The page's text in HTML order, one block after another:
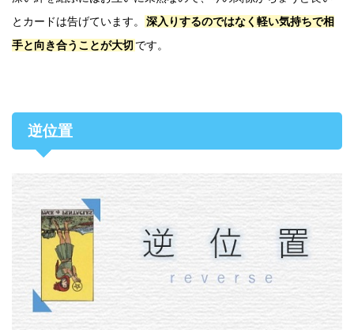
とカードは告げています。
深入りするのではなく軽い気持ちで相
手と向き合うことが大切 です。
逆位置